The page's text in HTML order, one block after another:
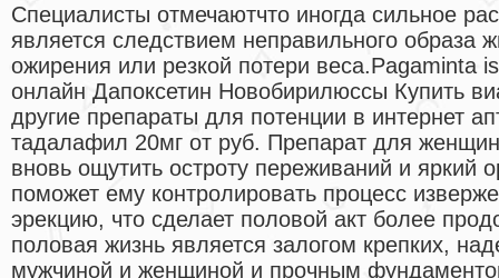
Специалисты отмечаютчто иногда сильное
является следствием неправильного образа
ожирения или резкой потери веса.Pagaminta
онлайн Дапоксетин Новобирилюссы Купить
другие препараты для потенции в интернет
тадалафил 20мг от руб. Препарат для
вновь ощутить остроту переживаний и яркий
поможет ему контролировать процесс
эрекцию, что сделает половой акт более
половая жизнь является залогом крепких,
мужчиной и женщиной и прочным